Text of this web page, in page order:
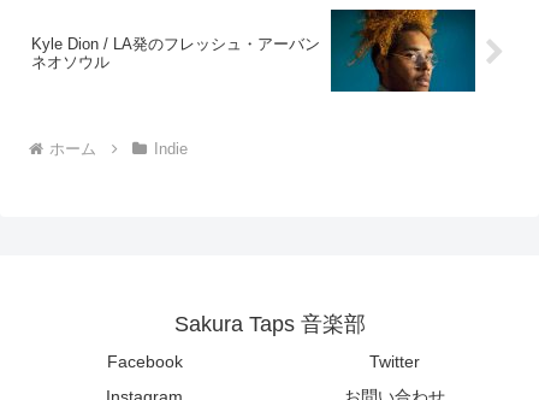
Kyle Dion / LA発のフレッシュ・アーバン
ネオソウル
ホーム Indie
Sakura Taps 音楽部
Facebook
Twitter
Instagram
お問い合わせ